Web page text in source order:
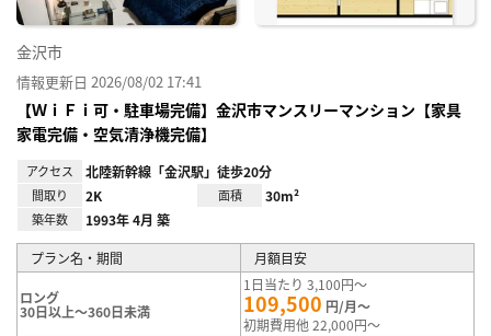
金沢市
情報更新日 2026/08/02 17:41
【ＷｉＦｉ可・駐車場完備】金沢市マンスリーマンション【家具
家電完備・空気清浄機完備】
アクセス 北陸新幹線「金沢駅」徒歩20分
間取り 2K 面積 30m²
築年数 1993年 4月 築
プラン名・期間 月額目安
ロング
30日以上～360日未満
1日当たり 3,100円～
109,500 円/月～
初期費用他 22,000円～